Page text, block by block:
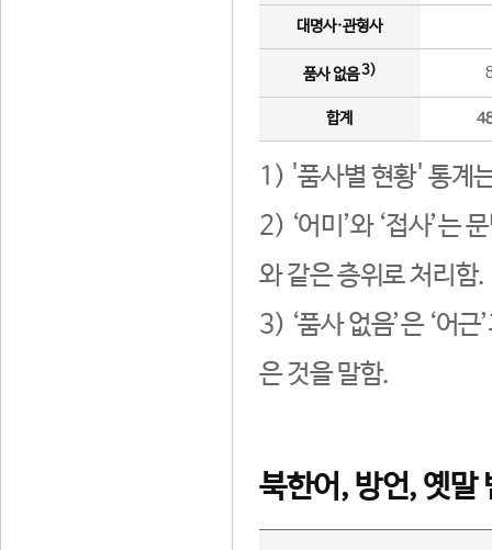
대명사·관형사
품사 없음3)
합계
1) '품사별 현황' 통계
2) ‘어미’와 ‘접사’는
와 같은 층위로 처리함.
3) ‘품사 없음’은 ‘어
은 것을 말함.
북한어, 방언, 옛말